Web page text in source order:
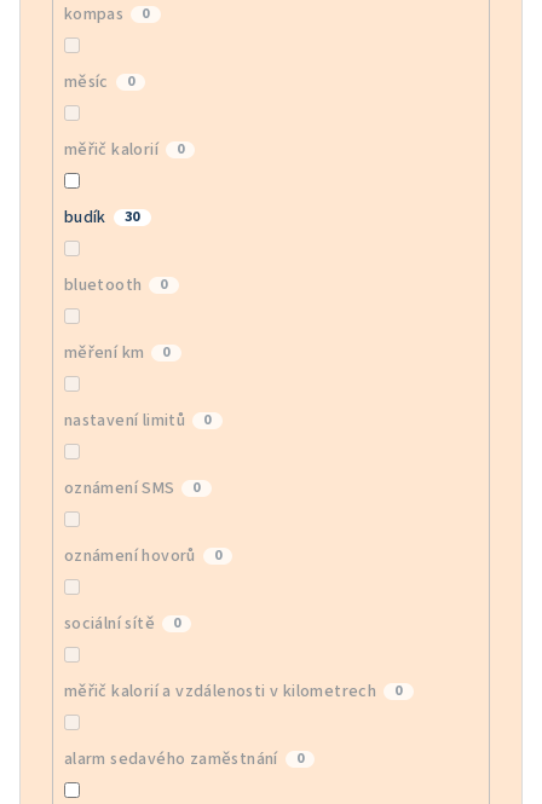
kompas 0
měsíc 0
měřič kalorií 0
budík 30
bluetooth 0
měření km 0
nastavení limitů 0
oznámení SMS 0
oznámení hovorů 0
sociální sítě 0
měřič kalorií a vzdálenosti v kilometrech 0
alarm sedavého zaměstnání 0